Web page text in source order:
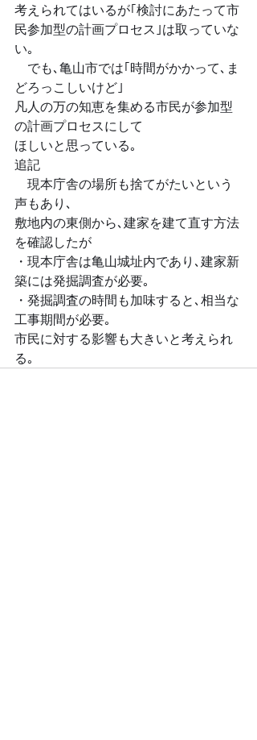
考えられてはいるが｢検討にあたって市
民参加型の計画プロセス｣は取っていな
い｡
でも､亀山市では｢時間がかかって､ま
どろっこしいけど｣
凡人の万の知恵を集める市民が参加型
の計画プロセスにして
ほしいと思っている｡
追記
現本庁舎の場所も捨てがたいという
声もあり､
敷地内の東側から､建家を建て直す方法
を確認したが
・現本庁舎は亀山城址内であり､建家新
築には発掘調査が必要｡
・発掘調査の時間も加味すると､相当な
工事期間が必要｡
市民に対する影響も大きいと考えられ
る｡